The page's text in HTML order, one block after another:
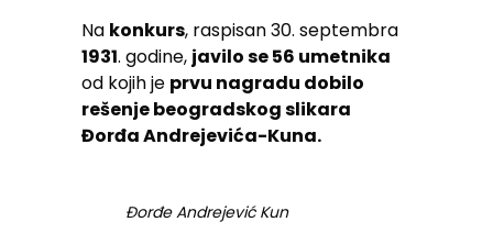
Na konkurs, raspisan 30. septembra
1931. godine, javilo se 56 umetnika
od kojih je prvu nagradu dobilo
rešenje beogradskog slikara
Đorđa Andrejevića-Kuna.
Đorđe Andrejević Kun